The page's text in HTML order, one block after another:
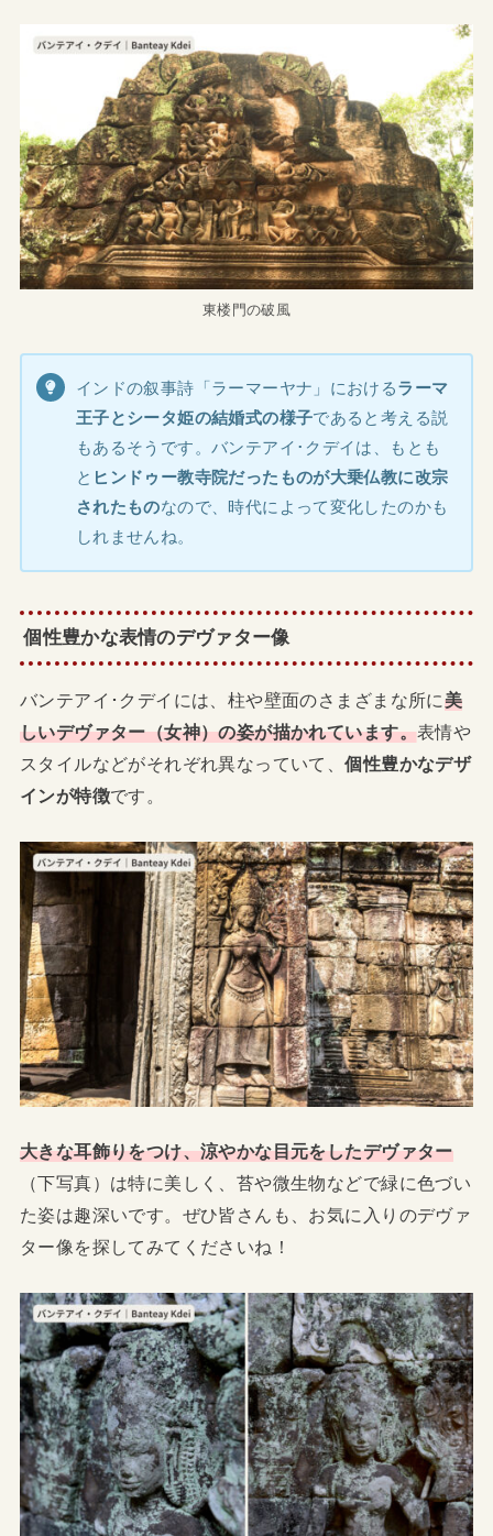
東楼門の破風
インドの叙事詩「ラーマーヤナ」におけるラーマ
王子とシータ姫の結婚式の様子であると考える説
もあるそうです。バンテアイ･クデイは、もとも
と ヒンドゥー教寺院だったものが大乗仏教に改宗
されたものなので、時代によって変化したのかも
しれませんね。
個性豊かな表情のデヴァター像
バンテアイ･クデイには、柱や壁面のさまざまな所に美
しいデヴァター（女神）の姿が描かれています。表情や
スタイルなどがそれぞれ異なっていて、個性豊かなデザ
インが特徴です。
大きな耳飾りをつけ、涼やかな目元をしたデヴァター
（下写真）は特に美しく、苔や微生物などで緑に色づい
た姿は趣深いです。ぜひ皆さんも、お気に入りのデヴァ
ター像を探してみてくださいね！